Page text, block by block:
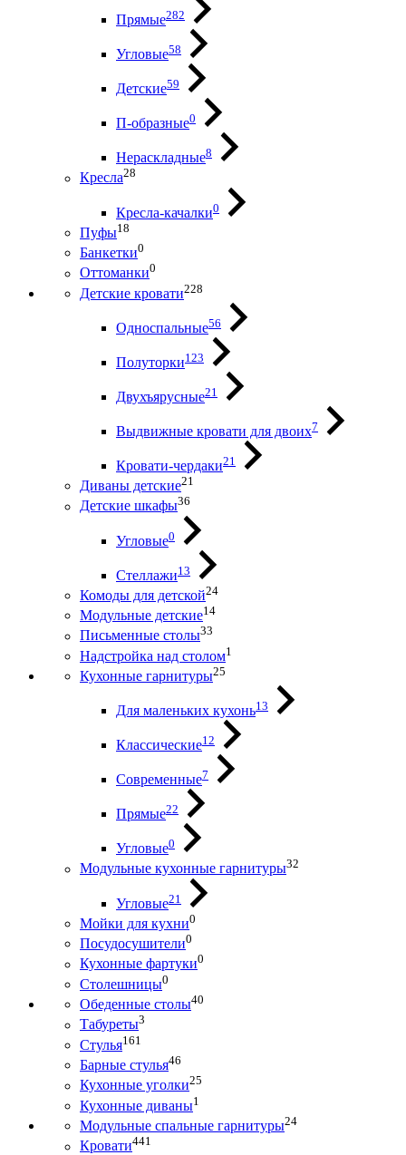
Прямые282
Угловые58
Детские59
П-образные0
Нераскладные8
Кресла28
Кресла-качалки0
Пуфы18
Банкетки0
Оттоманки0
Детские кровати228
Односпальные56
Полуторки123
Двухъярусные21
Выдвижные кровати для двоих7
Кровати-чердаки21
Диваны детские21
Детские шкафы36
Угловые0
Стеллажи13
Комоды для детской24
Модульные детские14
Письменные столы33
Надстройка над столом1
Кухонные гарнитуры25
Для маленьких кухонь13
Классические12
Современные7
Прямые22
Угловые0
Модульные кухонные гарнитуры32
Угловые21
Мойки для кухни0
Посудосушители0
Кухонные фартуки0
Столешницы0
Обеденные столы40
Табуреты3
Стулья161
Барные стулья46
Кухонные уголки25
Кухонные диваны1
Модульные спальные гарнитуры24
Кровати441